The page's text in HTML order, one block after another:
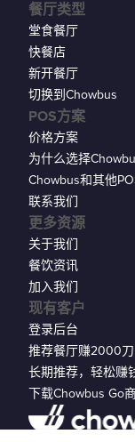
现有客户
登录后台
推荐餐厅赚2000刀
长期推荐，轻松赚
下载Chowbus Go
餐厅类型
堂食餐厅
快餐店
新开餐厅
切换到Chowbus
POS方案
价格方案
为什么选择
Chowbus和其他
联系我们
更多资源
关于我们
餐饮资讯
加入我们